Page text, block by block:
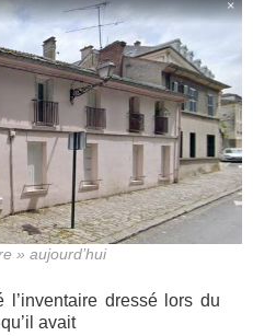
» aujourd’hui
dressé lors du
avait